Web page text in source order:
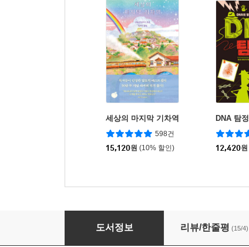
세상의 마지막 기차역
598건
15,120원 (10% 할인)
DNA 탐정
12,420원
일인용 캡슐
도서정보 리뷰/한줄평 (15/4)